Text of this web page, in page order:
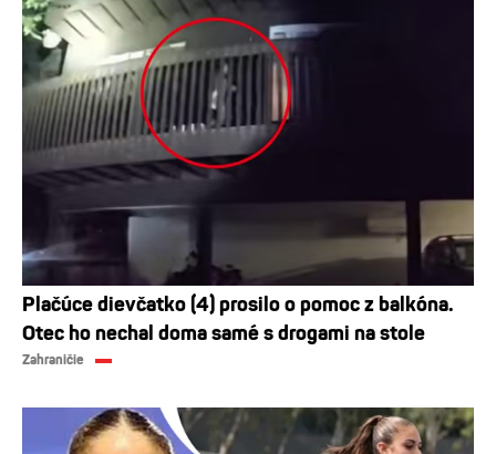
Plačúce dievčatko (4) prosilo o pomoc z balkóna.
Otec ho nechal doma samé s drogami na stole
Zahraničie